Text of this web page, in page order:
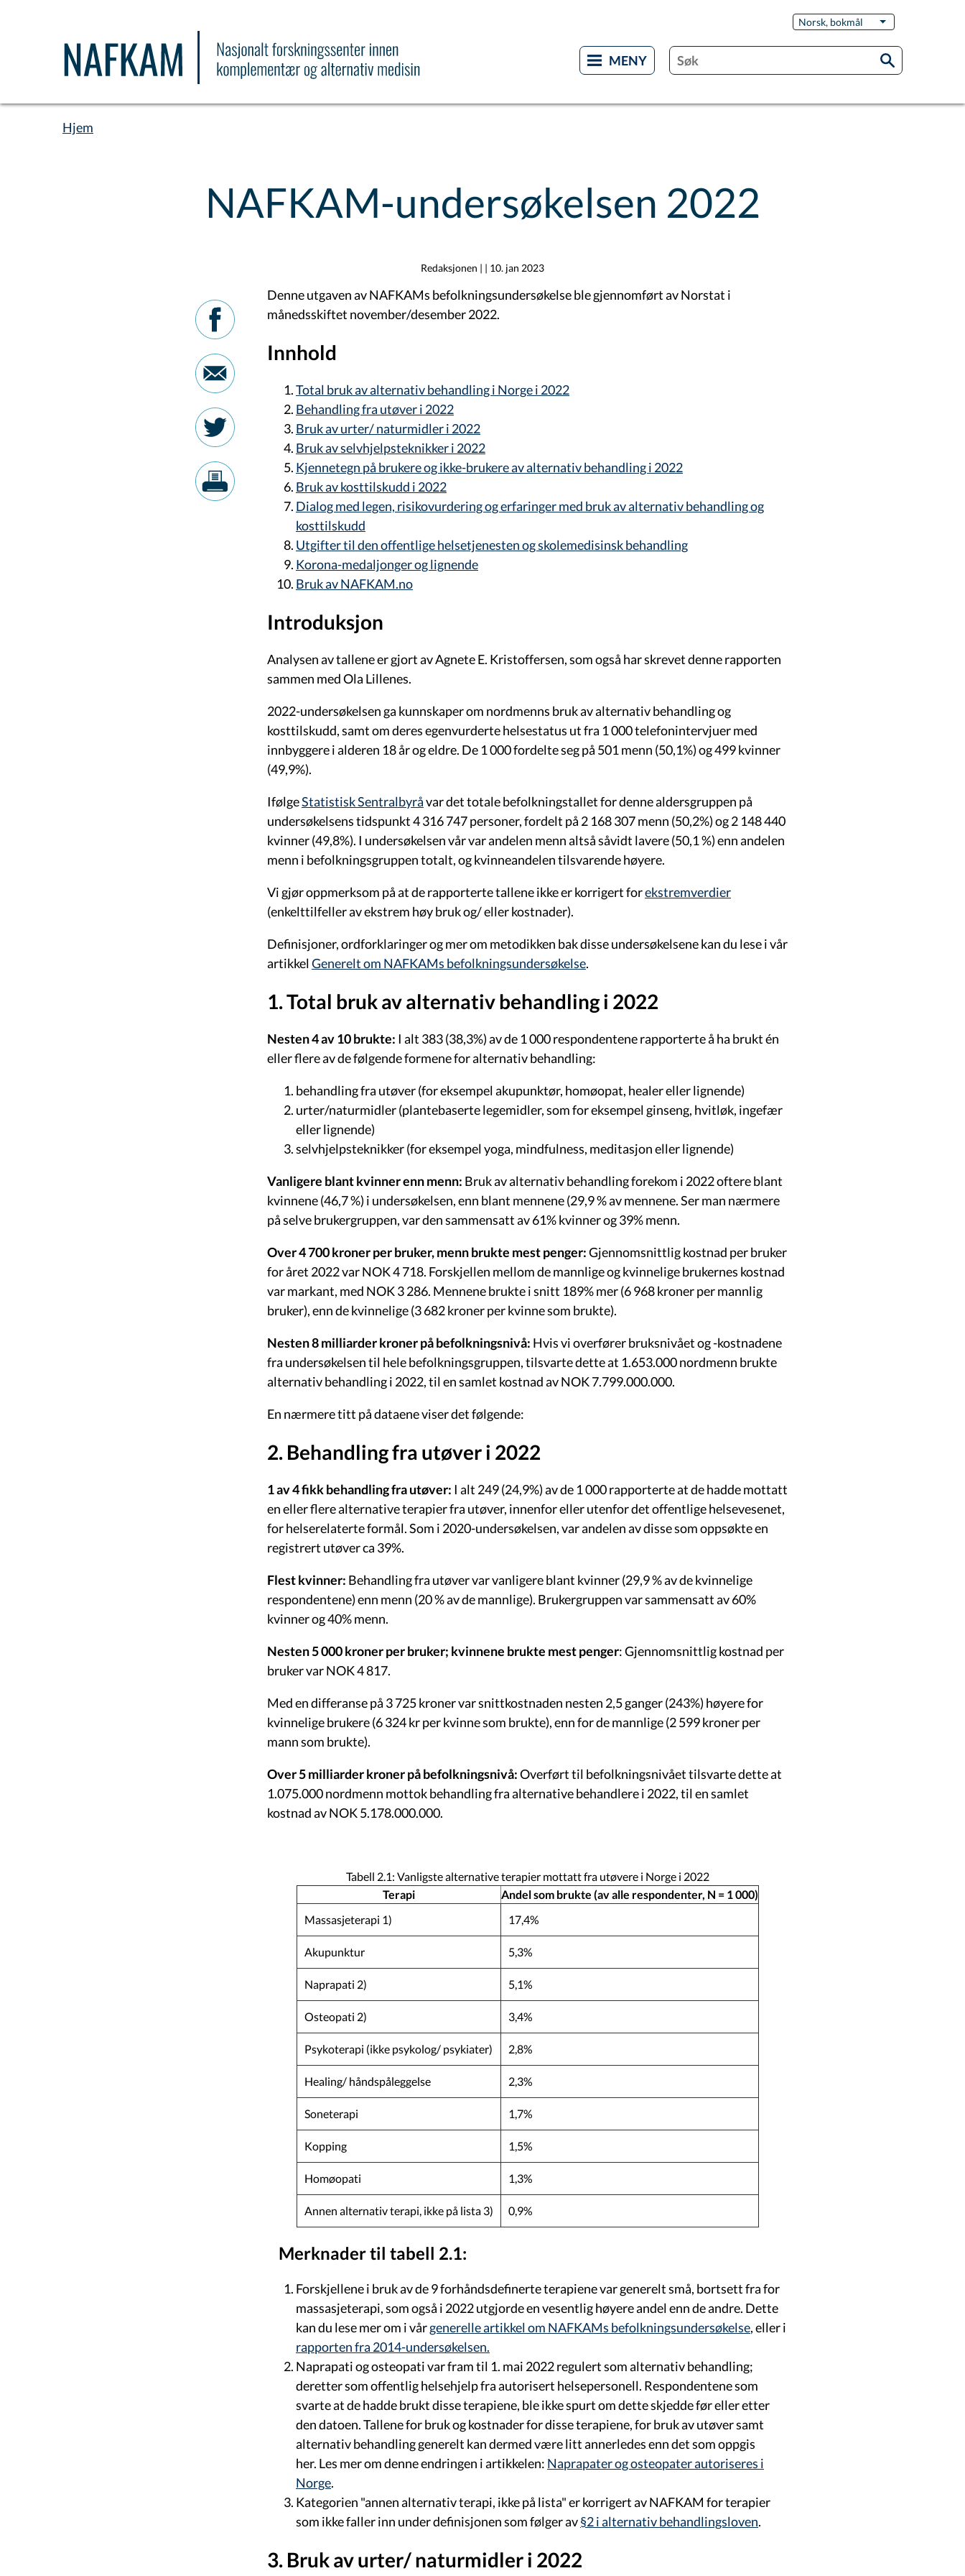
hovedinnhold
Norsk, bokmål List flere
Hjem
NAFKAM-undersøkelsen 2022
Redaksjonen | | 10. jan 2023
Denne utgaven av NAFKAMs befolkningsundersøkelse ble gjennomført av Norstat i
månedsskiftet november/desember 2022.
Innhold
Total bruk av alternativ behandling i Norge i 2022
Behandling fra utøver i 2022
Bruk av urter/ naturmidler i 2022
Bruk av selvhjelpsteknikker i 2022
Kjennetegn på brukere og ikke-brukere av alternativ behandling i 2022
Bruk av kosttilskudd i 2022
Dialog med legen, risikovurdering og erfaringer med bruk av alternativ behandling og
kosttilskudd
Utgifter til den offentlige helsetjenesten og skolemedisinsk behandling
Korona-medaljonger og lignende
Bruk av NAFKAM.no
Introduksjon
Analysen av tallene er gjort av Agnete E. Kristoffersen, som også har skrevet denne rapporten
sammen med Ola Lillenes.
2022-undersøkelsen ga kunnskaper om nordmenns bruk av alternativ behandling og
kosttilskudd, samt om deres egenvurderte helsestatus ut fra 1 000 telefonintervjuer med
innbyggere i alderen 18 år og eldre. De 1 000 fordelte seg på 501 menn (50,1%) og 499 kvinner
(49,9%).
IfølgeStatistisk Sentralbyråvar det totale befolkningstallet for denne aldersgruppen på
undersøkelsens tidspunkt 4 316 747 personer, fordelt på 2 168 307 menn (50,2%) og 2 148 440
kvinner (49,8%). I undersøkelsen vår var andelen menn altså såvidt lavere (50,1 %) enn andelen
menn i befolkningsgruppen totalt, og kvinneandelen tilsvarende høyere.
Vi gjør oppmerksom på at de rapporterte tallene ikke er korrigert forekstremverdier
(enkelttilfeller av ekstrem høy bruk og/ eller kostnader).
Definisjoner, ordforklaringer og mer om metodikken bak disse undersøkelsene kan du lese i vår
artikkelGenerelt om NAFKAMs befolkningsundersøkelse.
1. Total bruk av alternativ behandling i 2022
Nesten 4 av 10 brukte: I alt 383 (38,3%) av de 1 000 respondentene rapporterte å ha brukt én
eller flere av de følgende formene for alternativ behandling:
behandling fra utøver (for eksempel akupunktør, homøopat, healer eller lignende)
urter/naturmidler (plantebaserte legemidler, som for eksempel ginseng, hvitløk, ingefær
eller lignende)
selvhjelpsteknikker (for eksempel yoga, mindfulness, meditasjon eller lignende)
Vanligere blant kvinner enn menn: Bruk av alternativ behandling forekom i 2022 oftere blant
kvinnene (46,7 %) i undersøkelsen, enn blant mennene (29,9 % av mennene. Ser man nærmere
på selve brukergruppen, var den sammensatt av 61% kvinner og 39% menn.
Over 4 700 kroner per bruker, menn brukte mest penger:Gjennomsnittlig kostnad per bruker
for året 2022 var NOK 4 718. Forskjellen mellom de mannlige og kvinnelige brukernes kostnad
var markant, med NOK 3 286. Mennene brukte i snitt 189% mer (6 968 kroner per mannlig
bruker), enn de kvinnelige (3 682 kroner per kvinne som brukte).
Nesten 8 milliarder kroner på befolkningsnivå: Hvis vi overfører bruksnivået og -kostnadene
fra undersøkelsen til hele befolkningsgruppen, tilsvarte dette at 1.653.000 nordmenn brukte
alternativ behandling i 2022, til en samlet kostnad av NOK 7.799.000.000.
En nærmere titt på dataene viser det følgende:
2. Behandling fra utøver i 2022
1 av 4 fikk behandling fra utøver: I alt 249 (24,9%) av de 1 000 rapporterte at de hadde mottatt
en eller flere alternative terapier fra utøver, innenfor eller utenfor det offentlige helsevesenet,
for helserelaterte formål. Som i 2020-undersøkelsen, var andelen av disse som oppsøkte en
registrert utøver ca 39%.
Flest kvinner: Behandling fra utøver var vanligere blant kvinner (29,9 % av de kvinnelige
respondentene) enn menn (20 % av de mannlige). Brukergruppen var sammensatt av 60%
kvinner og 40% menn.
Nesten 5 000 kroner per bruker; kvinnene brukte mest penger: Gjennomsnittlig kostnad per
bruker var NOK 4 817.
Med en differanse på 3 725 kroner var snittkostnaden nesten 2,5 ganger (243%) høyere for
kvinnelige brukere (6 324 kr per kvinne som brukte), enn for de mannlige (2 599 kroner per
mann som brukte).
Over 5 milliarder kroner på befolkningsnivå:Overført til befolkningsnivået tilsvarte dette at
1.075.000 nordmenn mottok behandling fra alternative behandlere i 2022, til en samlet
kostnad av NOK 5.178.000.000.
Tabell 2.1: Vanligste alternative terapier mottatt fra utøvere i Norge i 2022
Terapi
Andel som brukte (av alle respondenter, N = 1 000)
Massasjeterapi 1)
17,4%
Akupunktur 5,3%
Naprapati 2) 5,1%
Osteopati 2) 3,4%
Psykoterapi (ikke psykolog/ psykiater) 2,8%
Healing/ håndspåleggelse 2,3%
Soneterapi 1,7%
Kopping 1,5%
Homøopati 1,3%
Annen alternativ terapi, ikke på lista 3) 0,9%
Merknader til tabell 2.1:
Forskjellene i bruk av de 9 forhåndsdefinerte terapiene var generelt små, bortsett fra for
massasjeterapi, som også i 2022 utgjorde en vesentlig høyere andel enn de andre. Dette
kan du lese mer om i vårgenerelle artikkel om NAFKAMs befolkningsundersøkelse, eller i
rapporten fra 2014-undersøkelsen.
Naprapati og osteopati var fram til 1. mai 2022 regulert som alternativ behandling;
deretter som offentlig helsehjelp fra autorisert helsepersonell. Respondentene som
svarte at de hadde brukt disse terapiene, ble ikke spurt om dette skjedde før eller etter
den datoen. Tallene for bruk og kostnader for disse terapiene, for bruk av utøver samt
alternativ behandling generelt kan dermed være litt annerledes enn det som oppgis
her. Les mer om denne endringen i artikkelen: Naprapater og osteopater autoriseres i
Norge.
Kategorien "annen alternativ terapi, ikke på lista" er korrigert av NAFKAM for terapier
som ikke faller inn under definisjonen som følger av§2 i alternativ behandlingsloven.
3. Bruk av urter/ naturmidler i 2022